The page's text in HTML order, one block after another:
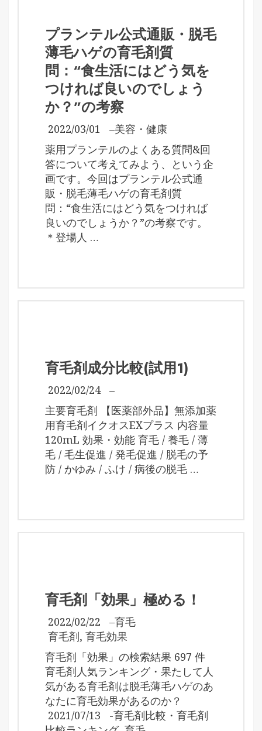
プランテル公式通販・脱毛
薄毛ハゲの育毛剤質
問：“食生活にはどう気を
つければ良いのでしょう
か？”の考察
2022/03/01 –美容・健康
薬用プランテルのよくある質問&回
答について考えてみよう、という企
画です。今回はプランテル公式通
販・脱毛薄毛ハゲの育毛剤質
問：“食生活にはどう気をつければ
良いのでしょうか？”の考察です。
＊登場人 …
育毛剤成分比較(試用1)
2022/02/24 –
主要育毛剤 【医薬部外品】無添加薬
用育毛剤イクオスEXプラス 内容量
120mL 効果・効能 育毛 / 養毛 / 薄
毛 / 毛生促進 / 発毛促進 / 脱毛の予
防 / かゆみ / ふけ / 病後の脱毛 …
育毛剤「効果」極める！
2022/02/22 –育毛
育毛剤, 育毛効果
育毛剤「効果」の検索結果 697 件
育毛剤人気ランキング・果たして人
気がある育毛剤は脱毛薄毛ハゲのあ
なたに育毛効果があるのか？
2021/07/13 -育毛剤比較・育毛剤